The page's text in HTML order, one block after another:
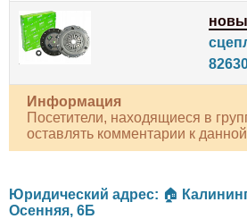
Информация
Посетители, находящиеся в
оставлять комментарии к
Юридический адрес: 🏠
Осенняя, 6Б